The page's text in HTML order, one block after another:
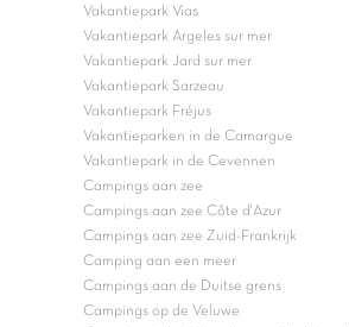
Vakantiepark Vias
Vakantiepark Argeles sur mer
Vakantiepark Jard sur mer
Vakantiepark Sarzeau
Vakantiepark Fréjus
Vakantieparken in de Camargue
Vakantiepark in de Cevennen
Campings aan zee
Campings aan zee Côte d'Azur
Campings aan zee Zuid-Frankrijk
Camping aan een meer
Campings aan de Duitse grens
Campings op de Veluwe